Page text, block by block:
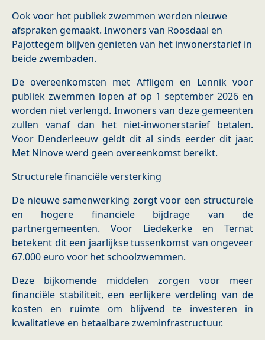
Ook voor het publiek zwemmen werden nieuwe
afspraken gemaakt. Inwoners van Roosdaal en
Pajottegem blijven genieten van het inwonerstarief in
beide zwembaden.
De overeenkomsten met Affligem en Lennik voor
publiek zwemmen lopen af op 1 september 2026 en
worden niet verlengd. Inwoners van deze gemeenten
zullen vanaf dan het niet-inwonerstarief betalen.
Voor Denderleeuw geldt dit al sinds eerder dit jaar.
Met Ninove werd geen overeenkomst bereikt.
Structurele financiële versterking
De nieuwe samenwerking zorgt voor een structurele
en hogere financiële bijdrage van de
partnergemeenten. Voor Liedekerke en Ternat
betekent dit een jaarlijkse tussenkomst van ongeveer
67.000 euro voor het schoolzwemmen.
Deze bijkomende middelen zorgen voor meer
financiële stabiliteit, een eerlijkere verdeling van de
kosten en ruimte om blijvend te investeren in
kwalitatieve en betaalbare zweminfrastructuur.